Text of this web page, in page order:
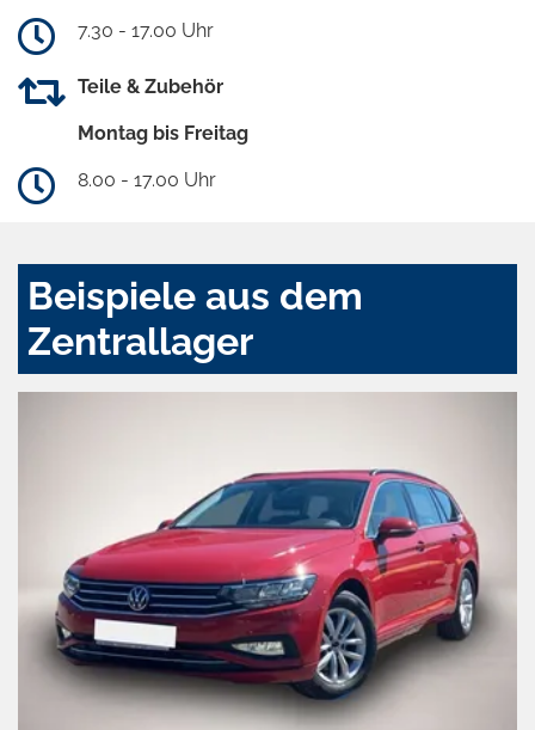
7.30 - 17.00 Uhr
Teile & Zubehör
Montag bis Freitag
8.00 - 17.00 Uhr
Beispiele aus dem
Zentrallager